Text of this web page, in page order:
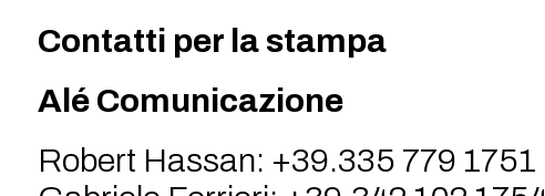
Contatti per la stampa
Alé Comunicazione
Robert Hassan: +39.335 779 1751